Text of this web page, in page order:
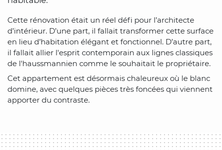
Cette rénovation était un réel défi pour l’architecte
d’intérieur. D’une part, il fallait transformer cette surface
en lieu d’habitation élégant et fonctionnel. D’autre part,
il fallait allier l'esprit contemporain aux lignes classiques
de l'haussmannien comme le souhaitait le propriétaire.
Cet appartement est désormais chaleureux où le blanc
domine, avec quelques pièces très foncées qui viennent
apporter du contraste.